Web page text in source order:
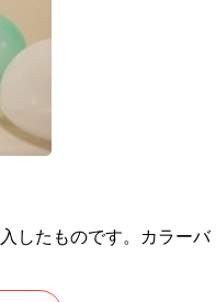
したものです。カラーバ